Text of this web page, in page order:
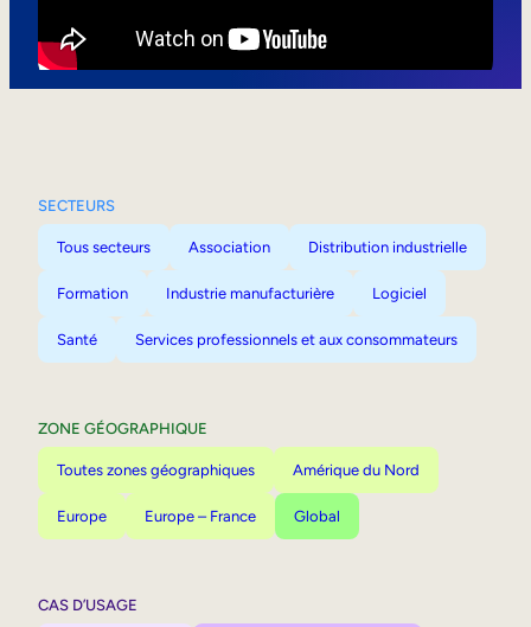
SECTEURS
Tous secteurs Association Distribution industrielle
Formation Industrie manufacturière Logiciel
Santé Services professionnels et aux consommateurs
ZONE GÉOGRAPHIQUE
Toutes zones géographiques Amérique du Nord
Europe Europe – France Global
CAS D’USAGE